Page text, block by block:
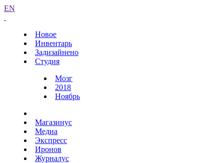
EN
Новое
Инвентарь
Задизайнено
Студия
Мозг
2018
Ноябрь
Магазинус
Медиа
Экспресс
Иронов
Журналус